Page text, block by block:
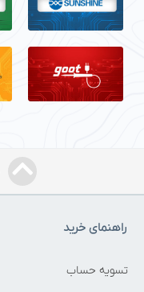
راهنمای خرید
تسویه حساب